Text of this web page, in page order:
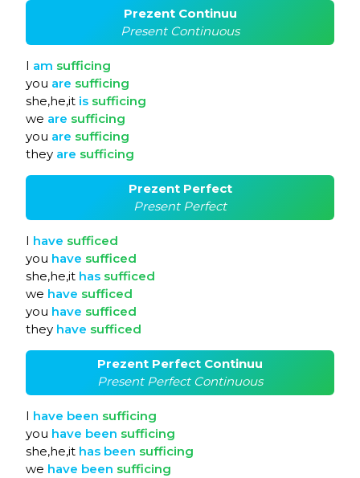
Prezent Continuu
Present Continuous
I am sufficing
you are sufficing
she,he,it is sufficing
we are sufficing
you are sufficing
they are sufficing
Prezent Perfect
Present Perfect
I have sufficed
you have sufficed
she,he,it has sufficed
we have sufficed
you have sufficed
they have sufficed
Prezent Perfect Continuu
Present Perfect Continuous
I have been sufficing
you have been sufficing
she,he,it has been sufficing
we have been sufficing